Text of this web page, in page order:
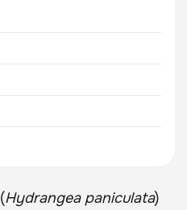
(Hydrangea paniculata)